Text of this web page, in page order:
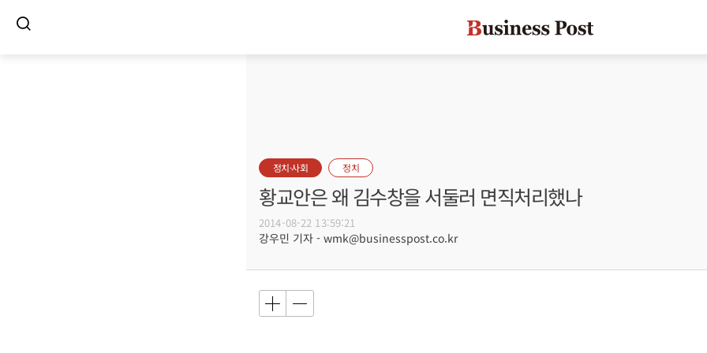
정치·사회 정치
황교안은 왜 김수창을 서둘러 면직처리했나
2014-08-22 13:59:21
강우민 기자 - wmk@businesspost.co.kr